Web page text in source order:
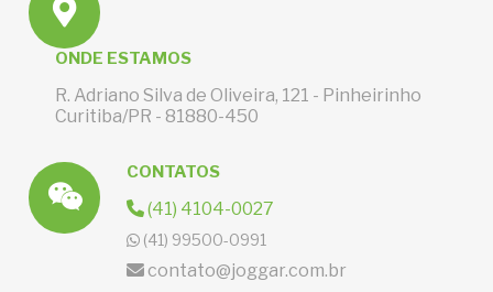
ONDE ESTAMOS
R. Adriano Silva de Oliveira, 121 - Pinheirinho
Curitiba/PR - 81880-450
CONTATOS
(41) 4104-0027
(41) 99500-0991
contato@joggar.com.br